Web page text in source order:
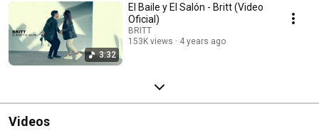
3:32
El Baile y El Salón - Britt (Video
Oficial)
BRITT
153K views
4 years ago
Videos